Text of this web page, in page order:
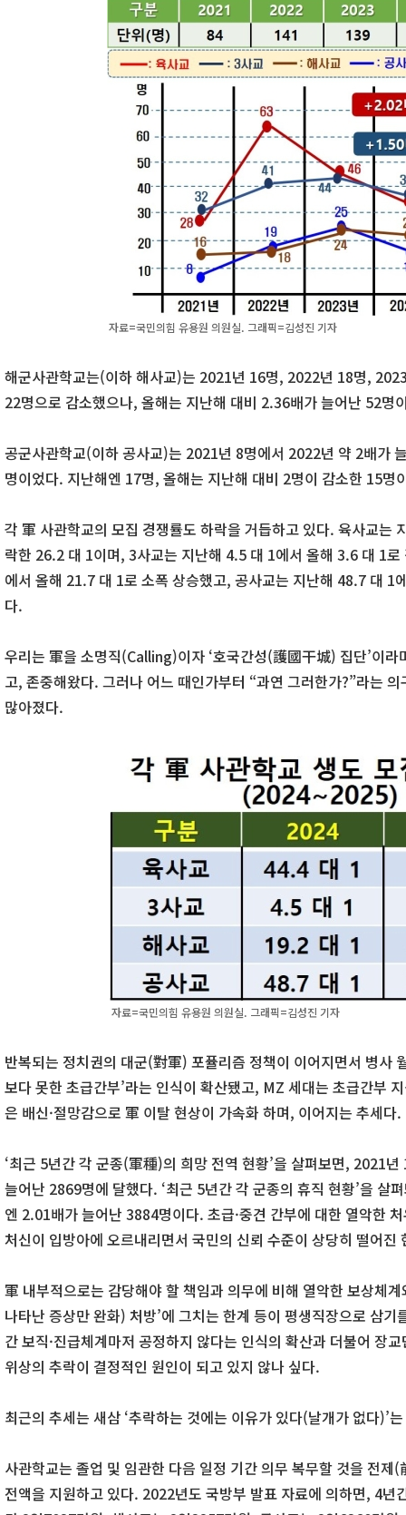
자료=국민의힘 유용원 의원실. 그래픽=김성진 기자
해군사관학교는(이하 해사교)는 2021년 16명, 2022년 18명,
22명으로 감소했으나, 올해는 지난해 대비 2.36배가 늘어난 52명
공군사관학교(이하 공사교)는 2021년 8명에서 2022년 약 2배가
명이었다. 지난해엔 17명, 올해는 지난해 대비 2명이 감소한 15명
각 軍 사관학교의 모집 경쟁률도 하락을 거듭하고 있다. 육사교는
락한 26.2 대 1이며, 3사교는 지난해 4.5 대 1에서 올해 3.6 대 1
에서 올해 21.7 대 1로 소폭 상승했고, 공사교는 지난해 48.7 대 1
다.
우리는 軍을 소명직(Calling)이자 ‘호국간성(護國干城) 집단’이라
고, 존중해왔다. 그러나 어느 때인가부터 “과연 그러한가?”라는
많아졌다.
자료=국민의힘 유용원 의원실. 그래픽=김성진 기자
반복되는 정치권의 대군(對軍) 포퓰리즘 정책이 이어지면서 병사
보다 못한 초급간부’라는 인식이 확산됐고, MZ 세대는 초급간부
은 배신·절망감으로 軍 이탈 현상이 가속화 하며, 이어지는 추세다.
‘최근 5년간 각 군종(軍種)의 희망 전역 현황’을 살펴보면, 2021
늘어난 2869명에 달했다. ‘최근 5년간 각 군종의 휴직 현황’을 살
엔 2.01배가 늘어난 3884명이다. 초급·중견 간부에 대한 열악한
처신이 입방아에 오르내리면서 국민의 신뢰 수준이 상당히 떨어진
軍 내부적으로는 감당해야 할 책임과 의무에 비해 열악한 보상체
나타난 증상만 완화) 처방’에 그치는 한계 등이 평생직장으로 삼
간 보직·진급체계마저 공정하지 않다는 인식의 확산과 더불어 장
위상의 추락이 결정적인 원인이 되고 있지 않나 싶다.
최근의 추세는 새삼 ‘추락하는 것에는 이유가 있다(날개가 없다)’
사관학교는 졸업 및 임관한 다음 일정 기간 의무 복무할 것을 전
전액을 지원하고 있다. 2022년도 국방부 발표 자료에 의하면, 4년